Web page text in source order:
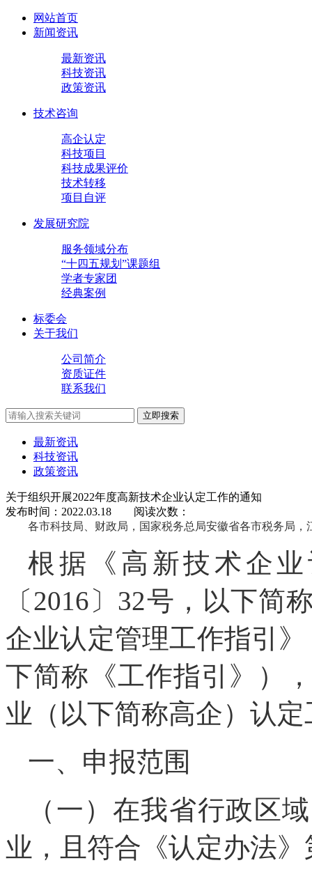
网站首页
新闻资讯
最新资讯
科技资讯
政策资讯
技术咨询
高企认定
科技项目
科技成果评价
技术转移
项目自评
发展研究院
服务领域分布
“十四五规划”课题组
学者专家团
经典案例
标委会
关于我们
公司简介
资质证件
联系我们
立即搜索
最新资讯
科技资讯
政策资讯
关于组织开展2022年度高新技术企业认定工作的通知
发布时间： 2022.03.18 阅读次数：
各市科技局、财政局，国家税务总局安徽省各市税务局
根据《高新技术企
〔2016〕32号，以下简
企业认定管理工作指引
下简称《工作指引》）
业（以下简称高企）认
一、申报范围
（一）在我省行政区
业，且符合《认定办法